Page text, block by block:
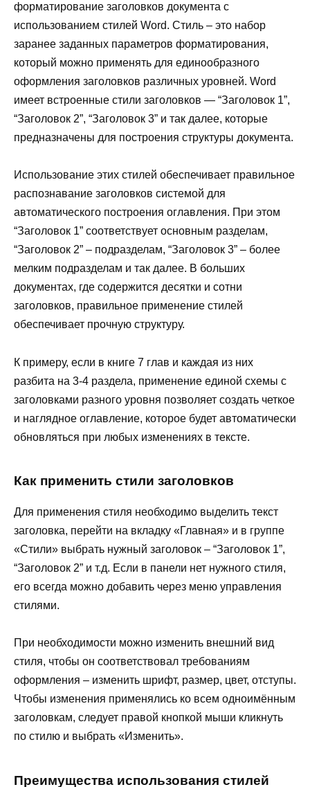
форматирование заголовков документа с
использованием стилей Word. Стиль – это набор
заранее заданных параметров форматирования,
который можно применять для единообразного
оформления заголовков различных уровней. Word
имеет встроенные стили заголовков — “Заголовок 1”,
“Заголовок 2”, “Заголовок 3” и так далее, которые
предназначены для построения структуры документа.
Использование этих стилей обеспечивает правильное
распознавание заголовков системой для
автоматического построения оглавления. При этом
“Заголовок 1” соответствует основным разделам,
“Заголовок 2” – подразделам, “Заголовок 3” – более
мелким подразделам и так далее. В больших
документах, где содержится десятки и сотни
заголовков, правильное применение стилей
обеспечивает прочную структуру.
К примеру, если в книге 7 глав и каждая из них
разбита на 3-4 раздела, применение единой схемы с
заголовками разного уровня позволяет создать четкое
и наглядное оглавление, которое будет автоматически
обновляться при любых изменениях в тексте.
Как применить стили заголовков
Для применения стиля необходимо выделить текст
заголовка, перейти на вкладку «Главная» и в группе
«Стили» выбрать нужный заголовок – “Заголовок 1”,
“Заголовок 2” и т.д. Если в панели нет нужного стиля,
его всегда можно добавить через меню управления
стилями.
При необходимости можно изменить внешний вид
стиля, чтобы он соответствовал требованиям
оформления – изменить шрифт, размер, цвет, отступы.
Чтобы изменения применялись ко всем одноимённым
заголовкам, следует правой кнопкой мыши кликнуть
по стилю и выбрать «Изменить».
Преимущества использования стилей